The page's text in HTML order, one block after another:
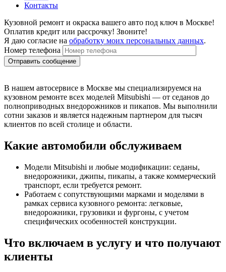
Контакты
Кузовной ремонт и окраска вашего авто под ключ в Москве!
Оплатив кредит или рассрочку! Звоните!
Я даю согласие на обработку моих персональных данных.
Номер телефона
В нашем автосервисе в Москве мы специализируемся на
кузовном ремонте всех моделей Mitsubishi — от седанов до
полноприводных внедорожников и пикапов. Мы выполнили
сотни заказов и является надежным партнером для тысяч
клиентов по всей столице и области.
Какие автомобили обслуживаем
Модели Mitsubishi и любые модификации: седаны,
внедорожники, джипы, пикапы, а также коммерческий
транспорт, если требуется ремонт.
Работаем с сопутствующими марками и моделями в
рамках сервиса кузовного ремонта: легковые,
внедорожники, грузовики и фургоны, с учетом
специфических особенностей конструкции.
Что включаем в услугу и что получают
клиенты